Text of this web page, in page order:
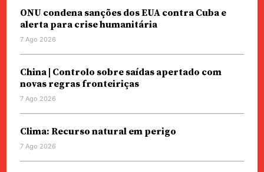
ONU condena sanções dos EUA contra Cuba e
alerta para crise humanitária
7 Ago 2026
China | Controlo sobre saídas apertado com
novas regras fronteiriças
7 Ago 2026
Clima: Recurso natural em perigo
7 Ago 2026